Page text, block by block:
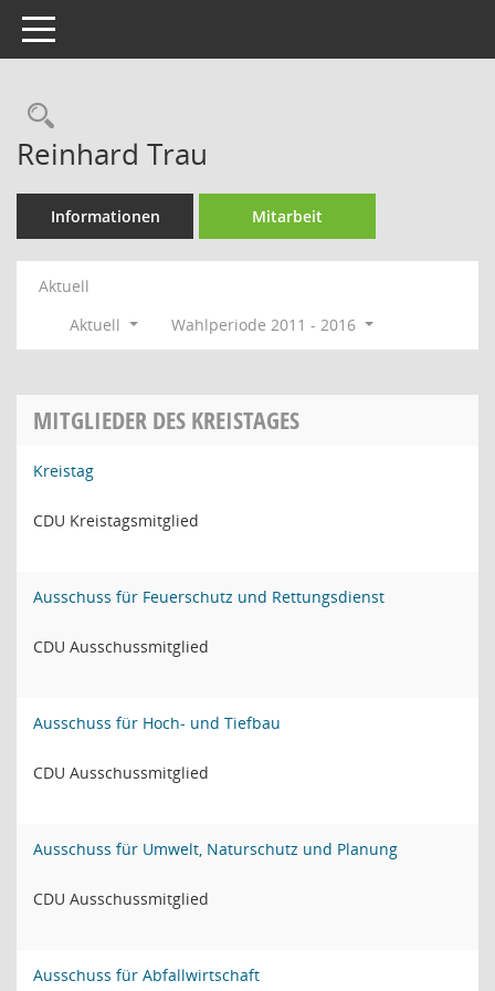
Toggle navigation
Rechercheauswahl
Reinhard Trau
Informationen Mitarbeit
Aktuell
Aktuell
Wahlperiode 2011 - 2016
MITGLIEDER DES KREISTAGES
Kreistag
CDU Kreistagsmitglied
Ausschuss für Feuerschutz und Rettungsdienst
CDU Ausschussmitglied
Ausschuss für Hoch- und Tiefbau
CDU Ausschussmitglied
Ausschuss für Umwelt, Naturschutz und Planung
CDU Ausschussmitglied
Ausschuss für Abfallwirtschaft